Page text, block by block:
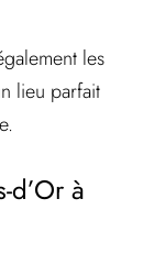
les
lieu parfait
d’Or à